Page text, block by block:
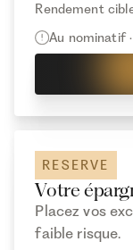
Rendement
Au nominatif
RESERVE
Votre
Placez vos
faible risque.